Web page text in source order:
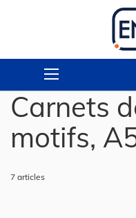
Carnets
motifs,
7 articles